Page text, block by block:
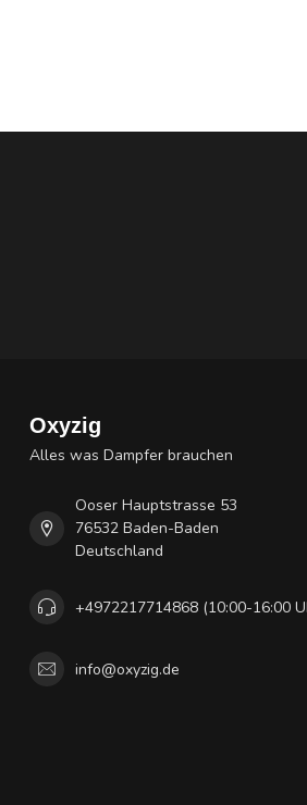
Oxyzig
Alles was Dampfer brauchen
Ooser Hauptstrasse 53
76532 Baden-Baden
Deutschland
+4972217714868 (10:00-16:00
info@oxyzig.de